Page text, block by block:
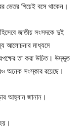
ভেতর গিয়েই বসে থাকেন।
হিসেবে জাতীয় সংসদকে দুই
আলোচনার মাধ্যমে
তা করা উচিত। উদ্ভূত
অনেক সংস্কার রয়েছে।
আহ্বান জানান।